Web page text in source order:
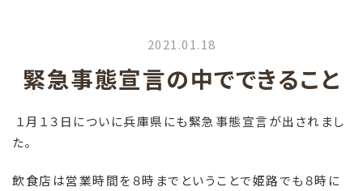
2021.01.18
緊急事態宣言の中でできること
１月１３日についに兵庫県にも緊急事態宣言が出されまし
た。
飲食店は営業時間を８時までということで姫路でも８時に